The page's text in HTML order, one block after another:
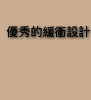
優秀的緩衝設計